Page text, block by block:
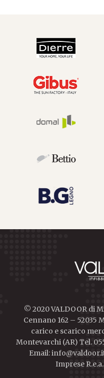
© 2020 VALDOOR di
Cennano 162 – 52035
carico e scarico
Montevarchi (AR) Tel.
Email:
Imprese